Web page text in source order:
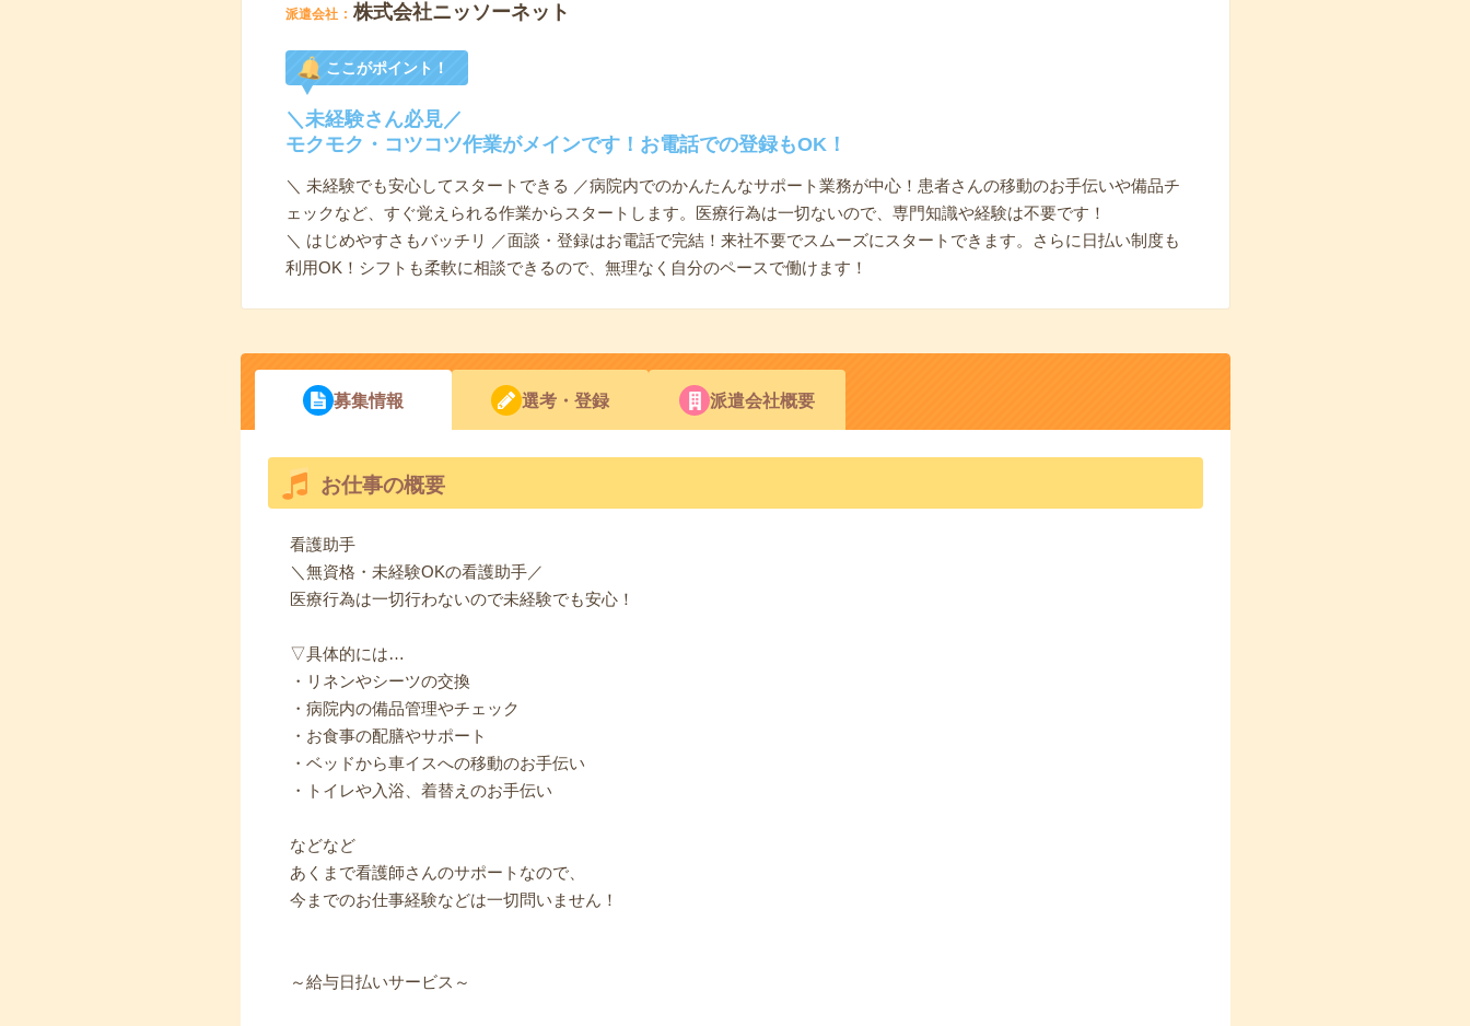
派遣会社 株式会社ニッソーネット
ここがポイント！
＼未経験さん必見／
モクモク・コツコツ作業がメインです！お電話での登録もOK！
＼ 未経験でも安心してスタートできる ／病院内でのかんたんなサポート業務が中心！患者さんの移動のお手伝いや備品チ
ェックなど、すぐ覚えられる作業からスタートします。医療行為は一切ないので、専門知識や経験は不要です！
＼ はじめやすさもバッチリ ／面談・登録はお電話で完結！来社不要でスムーズにスタートできます。さらに日払い制度も
利用OK！シフトも柔軟に相談できるので、無理なく自分のペースで働けます！
募集情報 選考・登録 派遣会社概要
お仕事の概要
看護助手
＼無資格・未経験OKの看護助手／
医療行為は一切行わないので未経験でも安心！
▽具体的には…
・リネンやシーツの交換
・病院内の備品管理やチェック
・お食事の配膳やサポート
・ベッドから車イスへの移動のお手伝い
・トイレや入浴、着替えのお手伝い
などなど
あくまで看護師さんのサポートなので、
今までのお仕事経験などは一切問いません！
～給与日払いサービス～